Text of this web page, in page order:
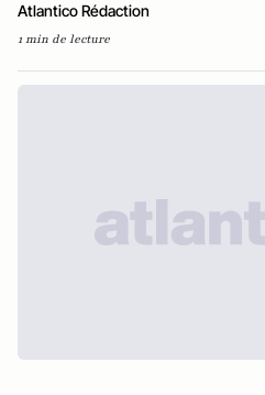
Atlantico Rédaction
1 min de lecture